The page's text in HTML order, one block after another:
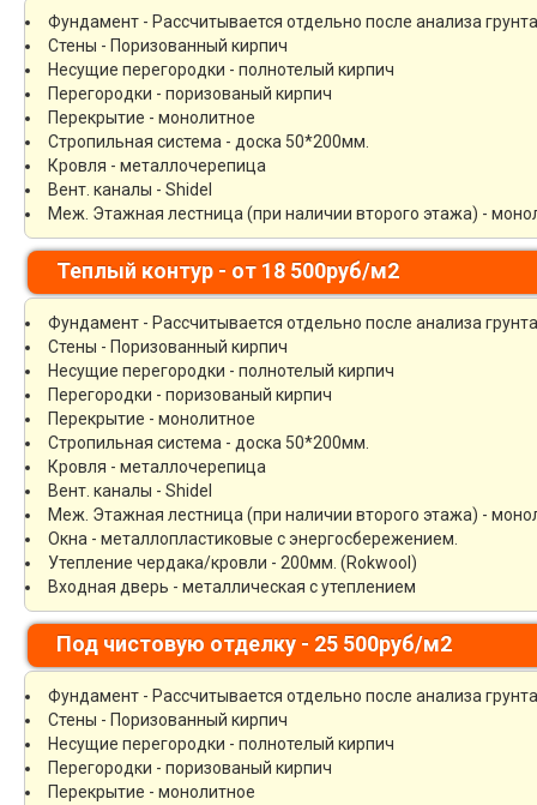
Фундамент - Рассчитывается отдельно после анализа грунта
Стены - Поризованный кирпич
Несущие перегородки - полнотелый кирпич
Перегородки - поризованый кирпич
Перекрытие - монолитное
Стропильная система - доска 50*200мм.
Кровля - металлочерепица
Вент. каналы - Shidel
Меж. Этажная лестница (при наличии второго этажа) -
Теплый контур - от 18 500руб/м2
Фундамент - Рассчитывается отдельно после анализа грунта
Стены - Поризованный кирпич
Несущие перегородки - полнотелый кирпич
Перегородки - поризованый кирпич
Перекрытие - монолитное
Стропильная система - доска 50*200мм.
Кровля - металлочерепица
Вент. каналы - Shidel
Меж. Этажная лестница (при наличии второго этажа) -
Окна - металлопластиковые с энергосбережением.
Утепление чердака/кровли - 200мм. (Rokwool)
Входная дверь - металлическая с утеплением
Под чистовую отделку - 25 500руб/м2
Фундамент - Рассчитывается отдельно после анализа грунта
Стены - Поризованный кирпич
Несущие перегородки - полнотелый кирпич
Перегородки - поризованый кирпич
Перекрытие - монолитное